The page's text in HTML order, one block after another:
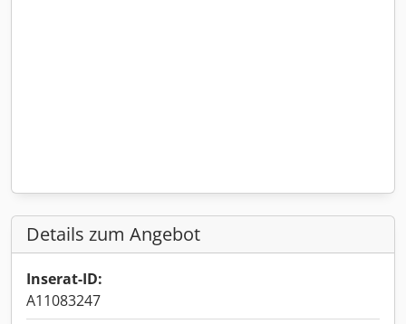
Details zum Angebot
Inserat-ID:
A11083247